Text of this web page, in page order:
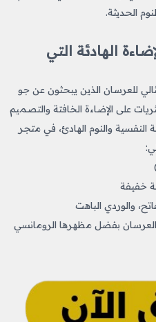
الحديثة.
الهادئة التي
للعرسان الذين يبحثون عن جو
على الإضاءة الخافتة والتصميم
النفسية والنوم الهادئ، في متجر
خفيفة
والوردي الباهت
العرسان بفضل مظهرها الرومانسي